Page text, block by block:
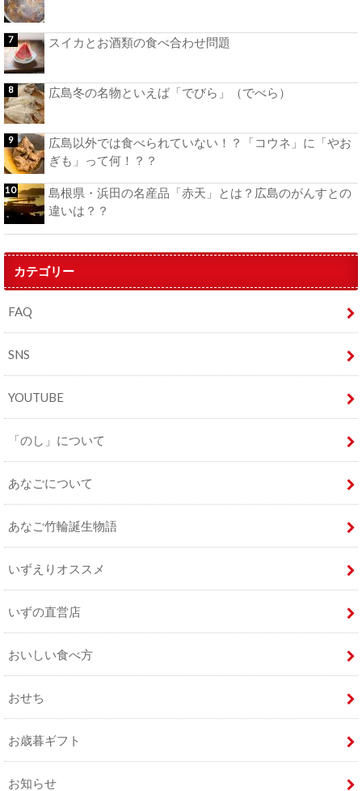
スイカとお酒類の食べ合わせ問題
広島冬の名物といえば「でびら」（でべら）
広島以外では食べられていない！？「コウネ」に「やお
ぎも」って何！？？
島根県・浜田の名産品「赤天」とは？広島のがんすとの
違いは？？
カテゴリー
FAQ
SNS
YOUTUBE
「のし」について
あなごについて
あなご竹輪誕生物語
いずえりオススメ
いずの直営店
おいしい食べ方
おせち
お歳暮ギフト
お知らせ